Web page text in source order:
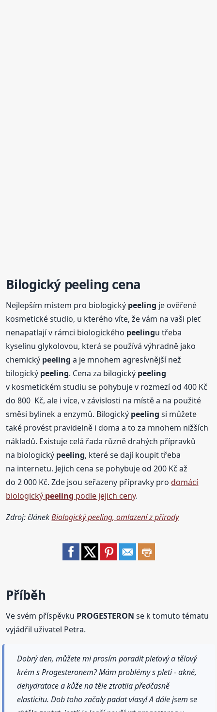
Bilogický peeling cena
Nejlepším místem pro biologický peeling je ověřené
kosmetické studio, u kterého víte, že vám na vaši pleť
nenapatlají v rámci biologického peelingu třeba
kyselinu glykolovou, která se používá výhradně jako
chemický peeling a je mnohem agresívnější než
bilogický peeling. Cena za bilogický peeling
v kosmetickém studiu se pohybuje v rozmezí od 400 Kč
do 800 Kč, ale i více, v závislosti na místě a na použité
směsi bylinek a enzymů. Bilogický peeling si můžete
také provést pravidelně i doma a to za mnohem nižších
nákladů. Existuje celá řada různě drahých přípravků
na biologický peeling, které se dají koupit třeba
na internetu. Jejich cena se pohybuje od 200 Kč až
do 2 000 Kč. Zde jsou seřazeny přípravky prodomácí
biologický peeling podle jejich ceny.
Zdroj: článekBiologický peeling, omlazení z přírody
Příběh
Ve svém příspěvku PROGESTERON se k tomuto tématu
vyjádřil uživatel Petra.
Dobrý den, můžete mi prosím poradit pleťový a tělový
krém s Progesteronem? Mám problémy s pleti - akné,
dehydratace a kůže na těle ztratila předčasně
elasticitu. Dob toho začaly padat vlasy! A dále jsem se